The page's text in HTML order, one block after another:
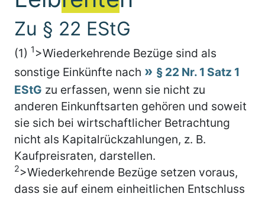
Zu § 22 EStG
(1) 1 >Wiederkehrende Bezüge sind als
sonstige Einkünfte nach
§ 22 Nr. 1 Satz 1
EStG zu erfassen, wenn sie nicht zu
anderen Einkunftsarten gehören und soweit
sie sich bei wirtschaftlicher Betrachtung
nicht als Kapitalrückzahlungen, z. B.
Kaufpreisraten, darstellen.
2>Wiederkehrende Bezüge setzen voraus,
dass sie auf einem einheitlichen Entschluss